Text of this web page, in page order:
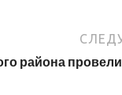
района